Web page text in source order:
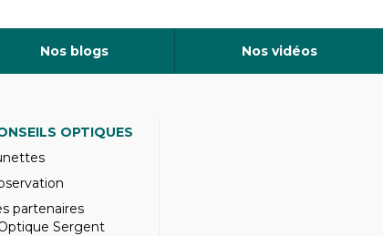
Nos blogs Nos vidéos
OPTIQUES
partenaires
Sergent